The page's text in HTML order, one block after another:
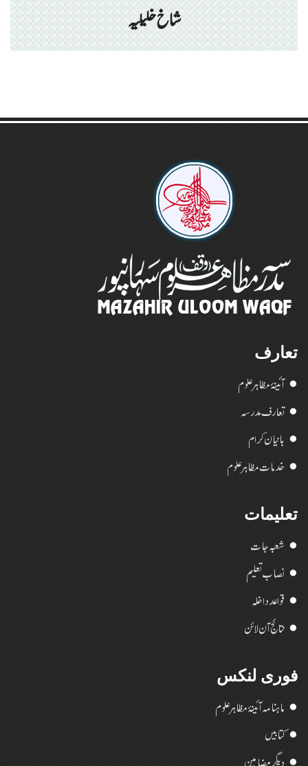
شاخ خلیلیہ
تعارف
آئینۂ مظاہر علوم
تعارف مدرسہ
بانیان کرام
خدمات مظاہر علوم
تعلیمات
شعبہ جات
نصاب تعلیم
قواعد داخلہ
نتائج آن لائن
فوری لنکس
ماہنامہ آئینۂ مظاہر علوم
کتابیں
دیگر مضامین